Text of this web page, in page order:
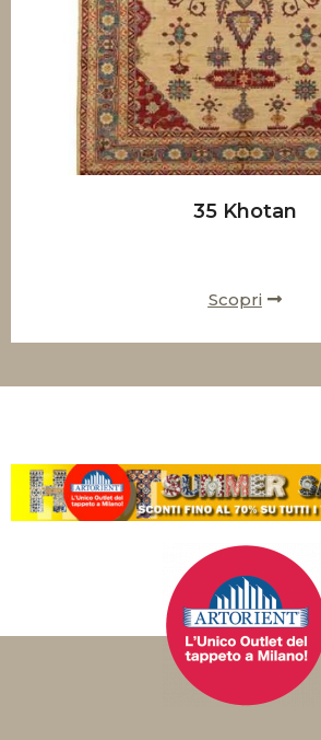
35 Khotan
Scopri